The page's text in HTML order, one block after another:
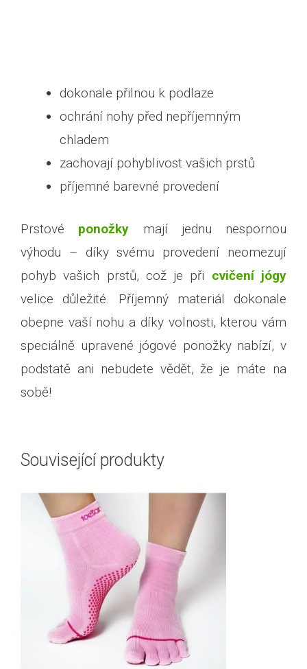
dokonale přilnou k podlaze
ochrání nohy před nepříjemným
chladem
zachovají pohyblivost vašich prstů
příjemné barevné provedení
Prstové ponožky mají jednu nespornou
výhodu – díky svému provedení neomezují
pohyb vašich prstů, což je při cvičení jógy
velice důležité. Příjemný materiál dokonale
obepne vaší nohu a díky volnosti, kterou vám
speciálně upravené jógové ponožky nabízí, v
podstatě ani nebudete vědět, že je máte na
sobě!
Související produkty